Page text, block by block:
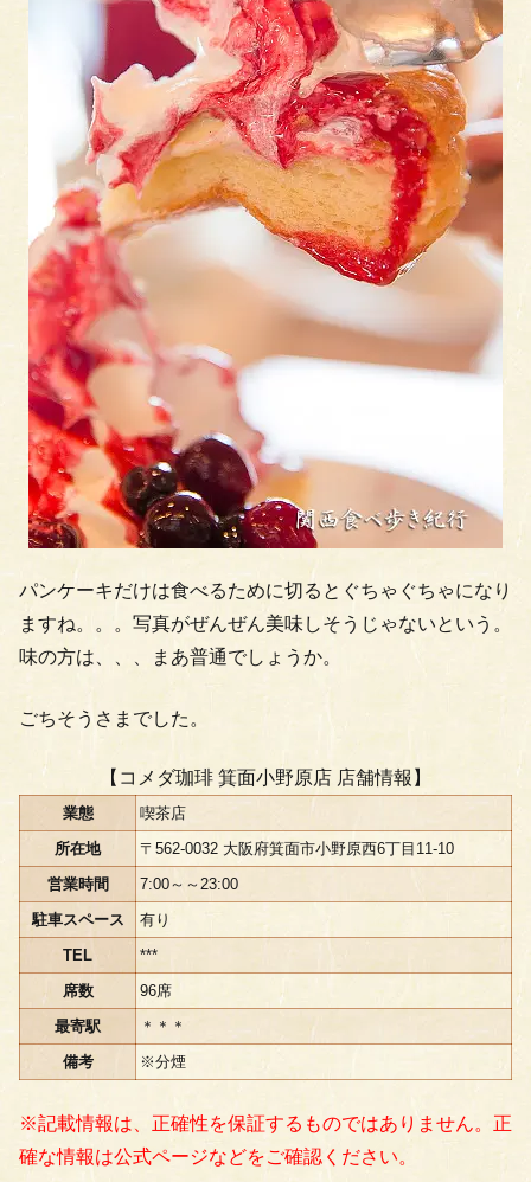
パンケーキだけは食べるために切るとぐちゃぐちゃになり
ますね。。。写真がぜんぜん美味しそうじゃないという。
味の方は、、、まあ普通でしょうか。
ごちそうさまでした。
【コメダ珈琲 箕面小野原店 店舗情報】
業態
喫茶店
所在地
〒562-0032 大阪府箕面市小野原西6丁目11-10
営業時間
7:00～～23:00
駐車スペース
有り
TEL
***
席数
96席
最寄駅
＊＊＊
備考
※分煙
※記載情報は、正確性を保証するものではありません。正
確な情報は公式ページなどをご確認ください。